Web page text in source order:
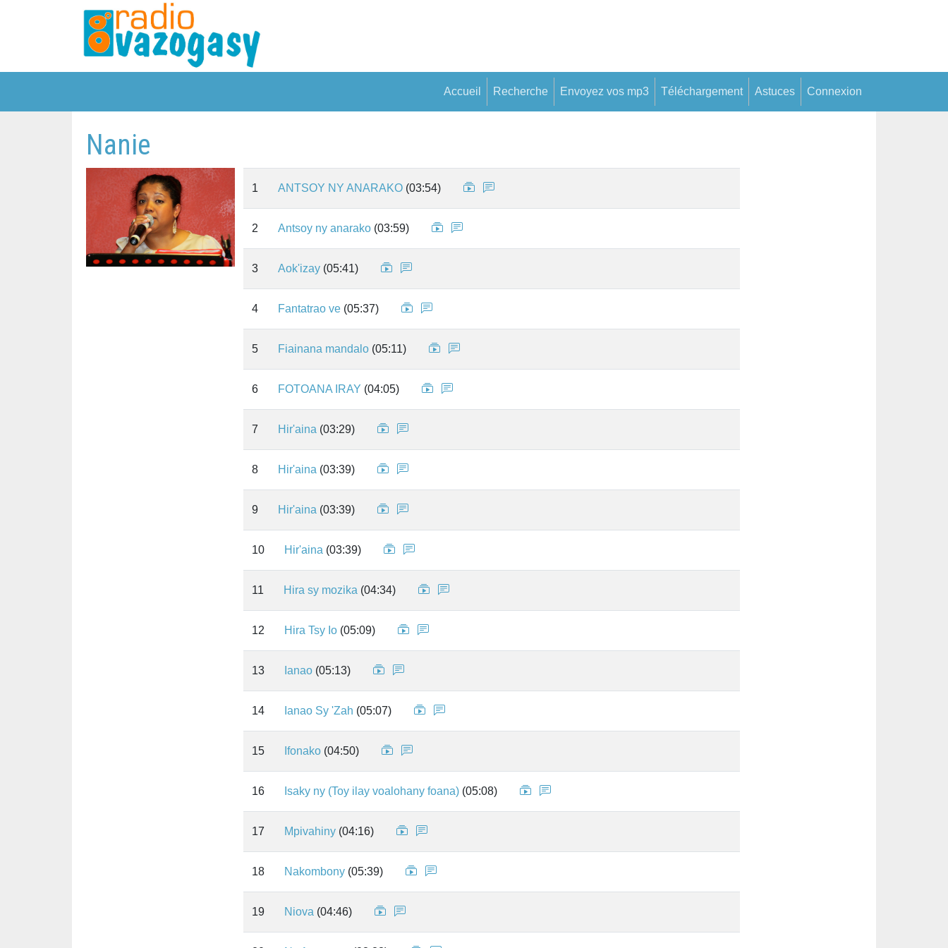
Accueil Recherche Envoyez vos mp3 Téléchargement Astuces Connexion
Nanie
1 ANTSOY NY ANARAKO(03:54)
2 Antsoy ny anarako(03:59)
3 Aok'izay(05:41)
4 Fantatrao ve(05:37)
5 Fiainana mandalo(05:11)
6 FOTOANA IRAY (04:05)
7 Hir'aina (03:29)
8 Hir'aina (03:39)
9 Hir'aina (03:39)
10 Hir'aina (03:39)
11 Hira sy mozika (04:34)
12 Hira Tsy Io(05:09)
13 Ianao(05:13)
14 Ianao Sy 'Zah (05:07)
15 Ifonako(04:50)
16 Isaky ny (Toy ilay voalohany foana)(05:08)
17 Mpivahiny(04:16)
18 Nakombony(05:39)
19 Niova (04:46)